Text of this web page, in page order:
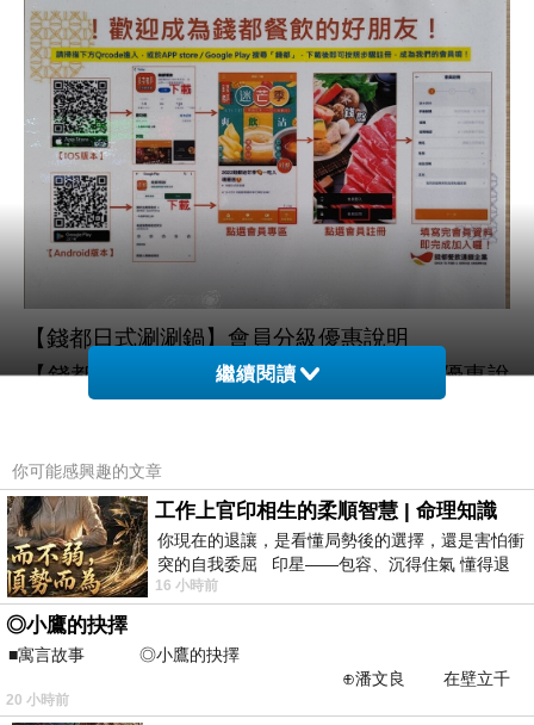
【錢都日式涮涮鍋】會員分級優惠說明
【錢都日式涮涮鍋】NEW!!全新會員分級優惠說
★一般會員
升等：累積消費滿10,000元可升等VIP
🎁一般會員享好禮：生日券(當月1張
)
-----
★VIP會員
贈紅利點數
50點
升等：一年內累積消費滿
繼續閱讀
你可能感興趣的文章
工作上官印相生的柔順智慧 | 命理知識
你現在的退讓，是看懂局勢後的選擇，還是害怕衝
突的自我委屈 印星——包容、沉得住氣 懂得退
一步觀察，不會
16 小時前
◎小鷹的抉擇
■寓言故事 ◎小鷹的抉擇
⊕潘文良 在壁立千
仞的懸崖上，有一座遮天蔽
20 小時前